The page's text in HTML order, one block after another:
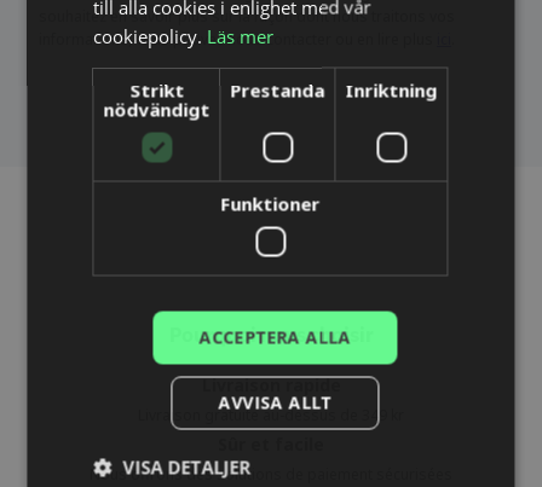
souhaitez en savoir plus sur la façon dont nous traitons vos
informations, vous pouvez nous contacter ou en lire plus
Pourquoi nous choisir
Livraison rapide
Livraison gratuite au-dessus de 349 kr
Nous offrons des solutions de paiement sécurisées
FRENCH
GERMAN
till alla cookies i enlighet med vår
cookiepolicy. Läs mer
Strikt
nödvändigt
Prestanda Inriktning
Funktioner
ACCEPTERA ALLA
AVVISA ALLT
VISA DETALJER